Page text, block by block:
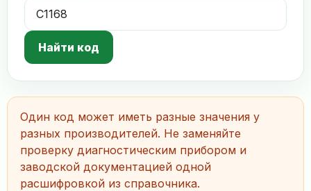
Найти код
Один код может иметь разные значения у
разных производителей. Не заменяйте
проверку диагностическим прибором и
заводской документацией одной
расшифровкой из справочника.